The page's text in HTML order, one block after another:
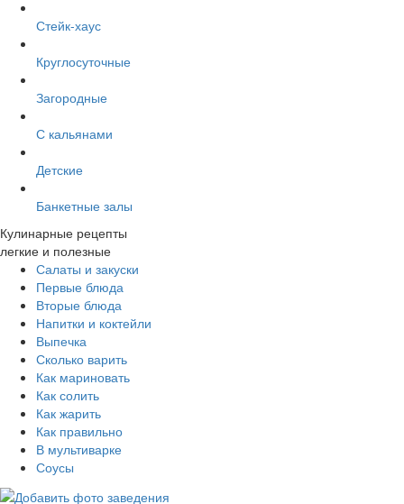
Стейк-хаус
Круглосуточные
Загородные
С кальянами
Детские
Банкетные залы
Кулинарные рецепты
легкие и полезные
Салаты и закуски
Первые блюда
Вторые блюда
Напитки и коктейли
Выпечка
Сколько варить
Как мариновать
Как солить
Как жарить
Как правильно
В мультиварке
Соусы